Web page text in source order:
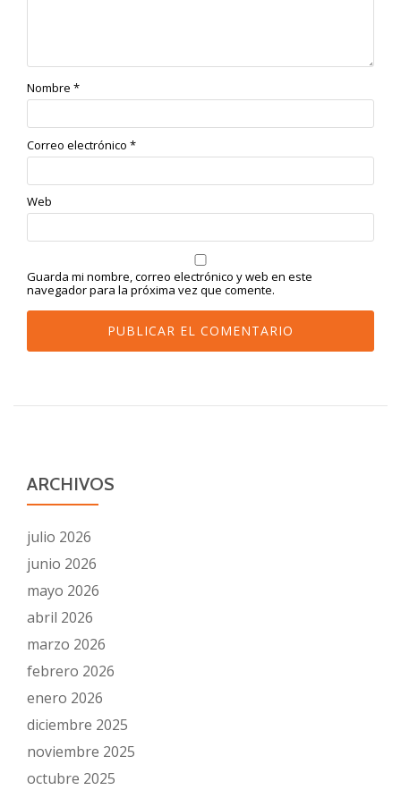
Nombre *
Correo electrónico *
Web
Guarda mi nombre, correo electrónico y web en este
navegador para la próxima vez que comente.
ARCHIVOS
julio 2026
junio 2026
mayo 2026
abril 2026
marzo 2026
febrero 2026
enero 2026
diciembre 2025
noviembre 2025
octubre 2025